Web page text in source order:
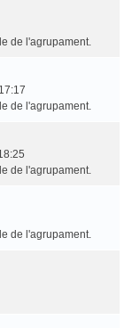
de l'agrupament.
de l'agrupament.
de l'agrupament.
de l'agrupament.